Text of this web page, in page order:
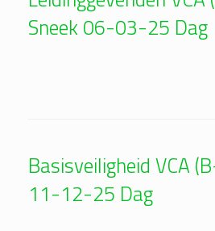
Sneek 06-03-25 Dag
Basisveiligheid VCA
11-12-25 Dag